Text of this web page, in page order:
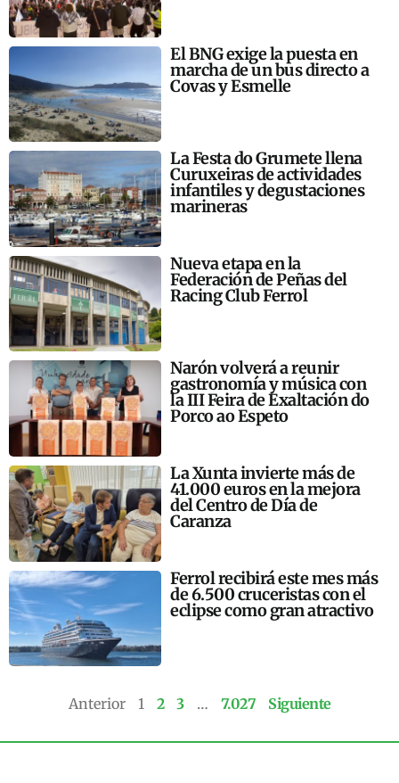
El BNG exige la puesta en
marcha de un bus directo a
Covas y Esmelle
La Festa do Grumete llena
Curuxeiras de actividades
infantiles y degustaciones
marineras
Nueva etapa en la
Federación de Peñas del
Racing Club Ferrol
Narón volverá a reunir
gastronomía y música con
la III Feira de Exaltación do
Porco ao Espeto
La Xunta invierte más de
41.000 euros en la mejora
del Centro de Día de
Caranza
Ferrol recibirá este mes más
de 6.500 cruceristas con el
eclipse como gran atractivo
Anterior 1 2 3 … 7.027 Siguiente